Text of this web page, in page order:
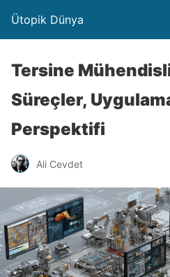
Ütopik Dünya
Tersine
Süreçler,
Perspektifi
Ali Cevdet